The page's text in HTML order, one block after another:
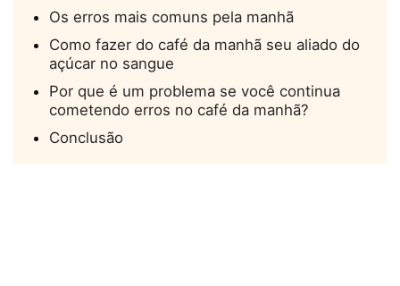
Os erros mais comuns pela manhã
Como fazer do café da manhã seu aliado do
açúcar no sangue
Por que é um problema se você continua
cometendo erros no café da manhã?
Conclusão